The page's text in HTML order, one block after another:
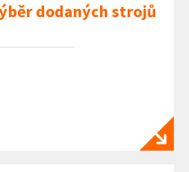
dodaných strojů